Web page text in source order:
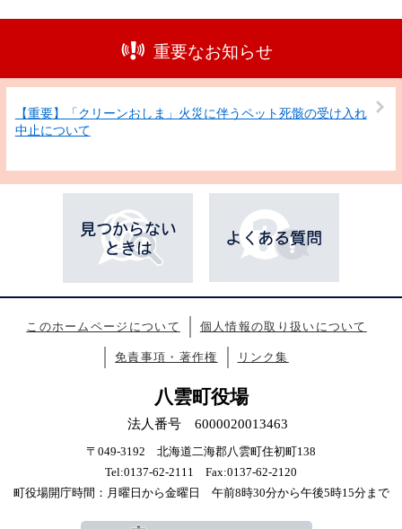
重要なお知らせ
【重要】「クリーンおしま」火災に伴うペット死骸の受け入れ
中止について
このホームページについて 個人情報の取り扱いについて
免責事項・著作権 リンク集
八雲町役場
法人番号 6000020013463
〒049-3192 北海道二海郡八雲町住初町138
Tel:0137-62-2111 Fax:0137-62-2120
町役場開庁時間：月曜日から金曜日 午前8時30分から午後5時15分まで